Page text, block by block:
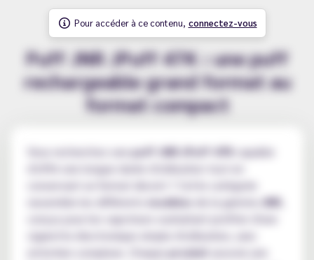
Pour accéder à ce contenu, connectez-vous
Puff JNR JPuff 47K : une puff
rechargeable grand format au
format compact
Vous recherchez unepuff JNR JPuff 47K capable
d'offrir une longue durée d'utilisation tout en
conservant un format discret ? Cette catégorie
modèles JNR
conçus pour les vapoteurs souhaitant profiter d'une
cigarette électronique simple d'utilisation, sans
entretien complexe. Chaque produit
associe une